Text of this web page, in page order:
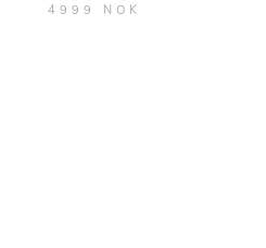
4999 NOK